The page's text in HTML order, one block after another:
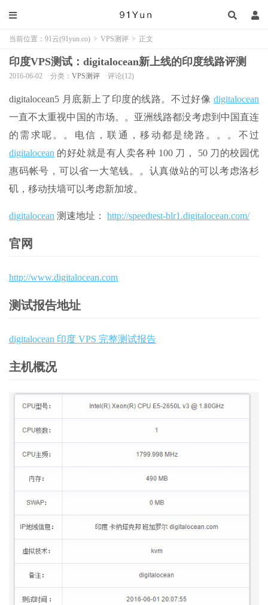
当前位置： 91云(91yun.co) > VPS测评 > 正文
印度VPS测试：digitalocean新上线的印度线路评测
2016-06-02 分类： VPS测评 评论(12)
digitalocean5 月底新上了印度的线路。不过好像 digitalocean
一直不太重视中国的市场。。亚洲线路都没考虑到中国直连
的需求呢。。电信，联通，移动都是绕路。。。不过
digitalocean 的好处就是有人卖各种 100 刀， 50 刀的校园优
惠码帐号，可以省一大笔钱。。认真做站的可以考虑洛杉
矶，移动扶墙可以考虑新加坡。
digitalocean 测速地址： http://speedtest-blr1.digitalocean.com/
官网
http://www.digitalocean.com
测试报告地址
digitalocean 印度 VPS 完整测试报告
主机概况